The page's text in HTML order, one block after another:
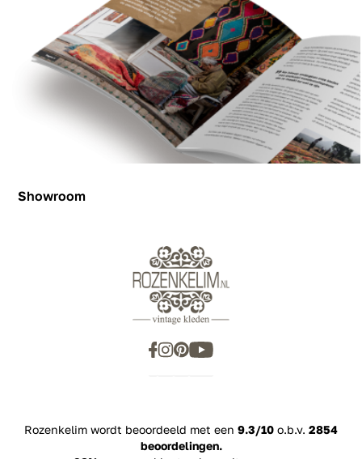
Showroom
Rozenkelim wordt beoordeeld met een 9.3/10 o.b.v. 2854
beoordelingen.